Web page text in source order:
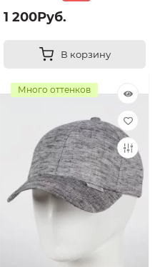
1 200Руб.
В корзину
Много оттенков